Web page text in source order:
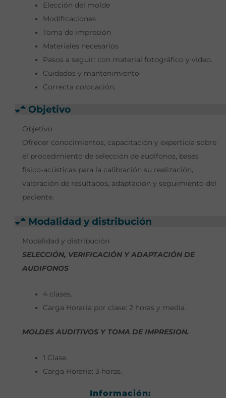
Elección del molde
Modificaciones
Toma de impresión
Materiales necesarios
Pasos a seguir: con material fotográfico y video.
Cuidados y mantenimiento
Correcta colocación.
Objetivo
Objetivo
Ofrecer conocimientos, capacitación y experticia sobre
el procedimiento de selección de audífonos, bases
físico-acústicas para la calibración su realización,
valoración de resultados, adaptación y seguimiento del
paciente.
Modalidad y distribución
Modalidad y distribución
SELECCIÓN, VERIFICACIÓN Y ADAPTACIÓN DE
AUDIFONOS
4 clases.
Carga Horaria por clase: 2 horas y media.
MOLDES AUDITIVOS Y TOMA DE IMPRESION.
1 Clase.
Carga Horaria: 3 horas.
Información: